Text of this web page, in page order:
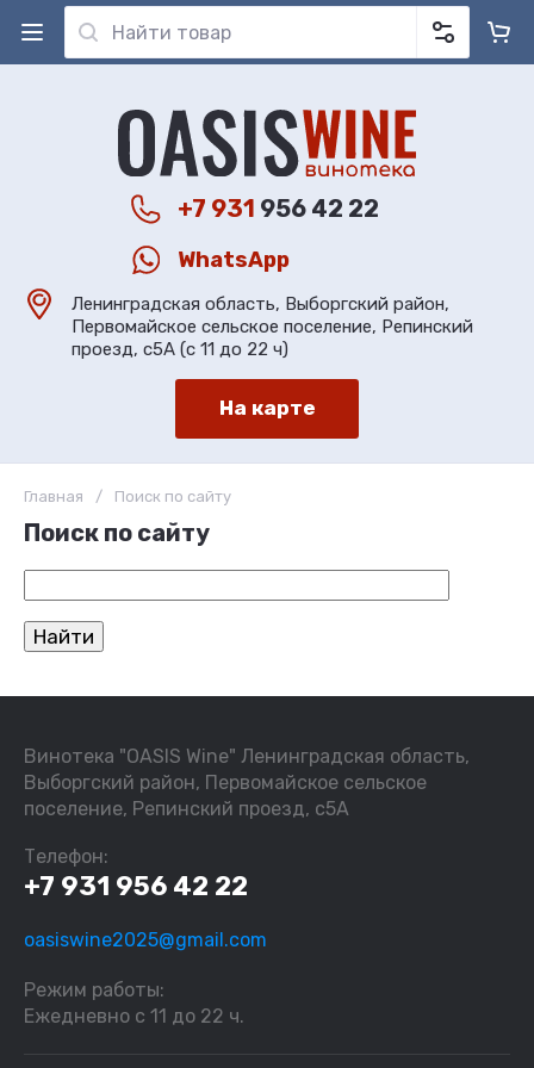
+7 931 956 42 22
WhatsApp
Ленинградская область, Выборгский район,
Первомайское сельское поселение, Репинский
проезд, с5А (с 11 до 22 ч)
На карте
Главная / Поиск по сайту
Поиск по сайту
Винотека "OASIS Wine" Ленинградская область,
Выборгский район, Первомайское сельское
поселение, Репинский проезд, с5А
Телефон:
+7 931 956 42 22
oasiswine2025@gmail.com
Режим работы:
Ежедневно с 11 до 22 ч.